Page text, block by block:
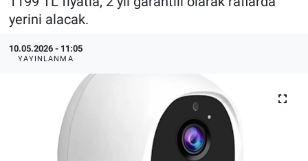
yerini alacak.
10.05.2026 - 11:05
YAYINLANMA
KÜLTÜR-SANAT
Yerel Haber
SPOR
YAŞAM